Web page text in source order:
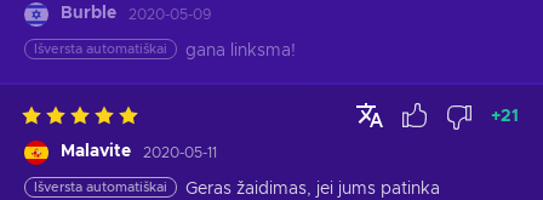
Burble 2020-05-09
Išversta automatiškai gana linksma!
Malavite 2020-05-11
+21
Išversta automatiškai
Geras žaidimas, jei jums patinka